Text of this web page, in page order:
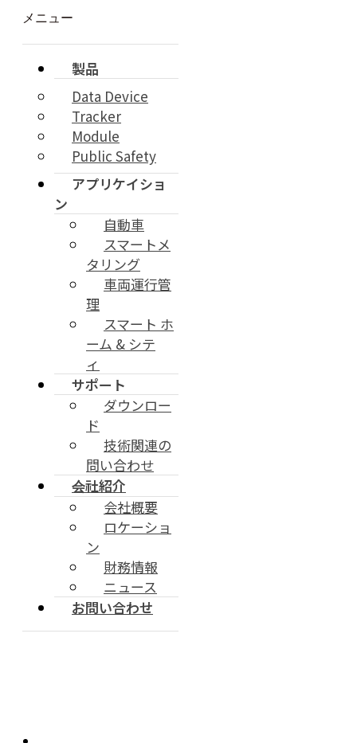
メニュー
製品
Data Device
Tracker
Module
Public Safety
アプリケイショ
ン
自動車
スマートメ
タリング
車両運行管
理
スマート ホ
ーム & シテ
ィ
サポート
ダウンロー
ド
技術関連の
問い合わせ
会社紹介
会社概要
ロケーショ
ン
財務情報
ニュース
お問い合わせ